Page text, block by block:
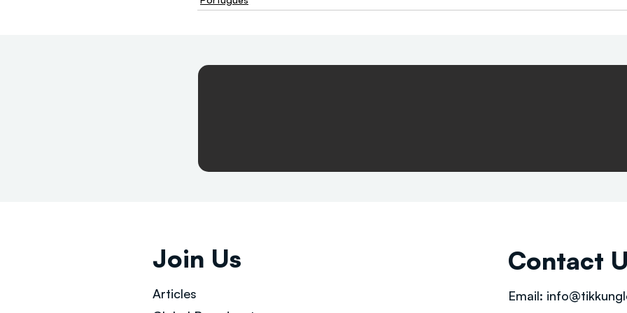
Join Us
Articles
Contact
Email: